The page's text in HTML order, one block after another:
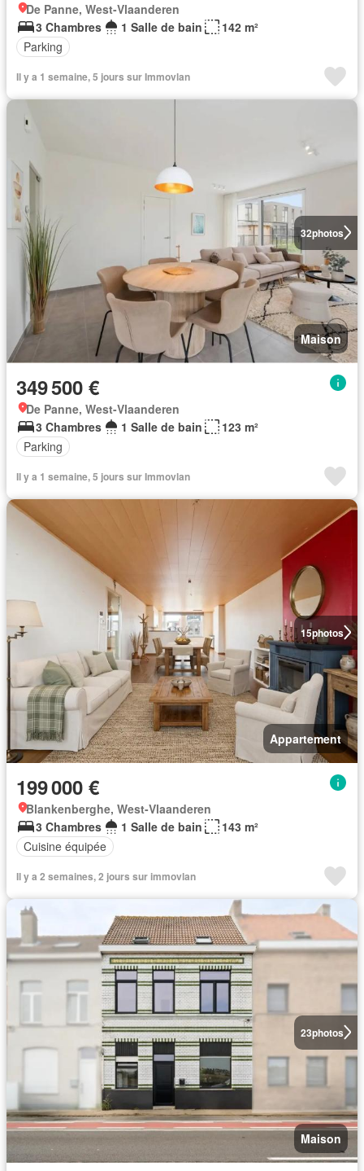
De Panne, West-Vlaanderen
3 Chambres
1 Salle de bain
142 m²
Parking
Il y a 1 semaine, 5 jours sur Immovlan
32photos
Maison
349 500 €
De Panne, West-Vlaanderen
3 Chambres
1 Salle de bain
123 m²
Parking
Il y a 1 semaine, 5 jours sur Immovlan
15photos
Appartement
199 000 €
Blankenberghe, West-Vlaanderen
3 Chambres
1 Salle de bain
143 m²
Cuisine équipée
Il y a 2 semaines, 2 jours sur immovlan
23photos
Maison